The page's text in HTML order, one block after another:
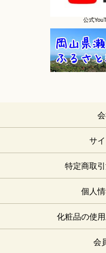
公式
サ
特定商取
個人
化粧品の使
会